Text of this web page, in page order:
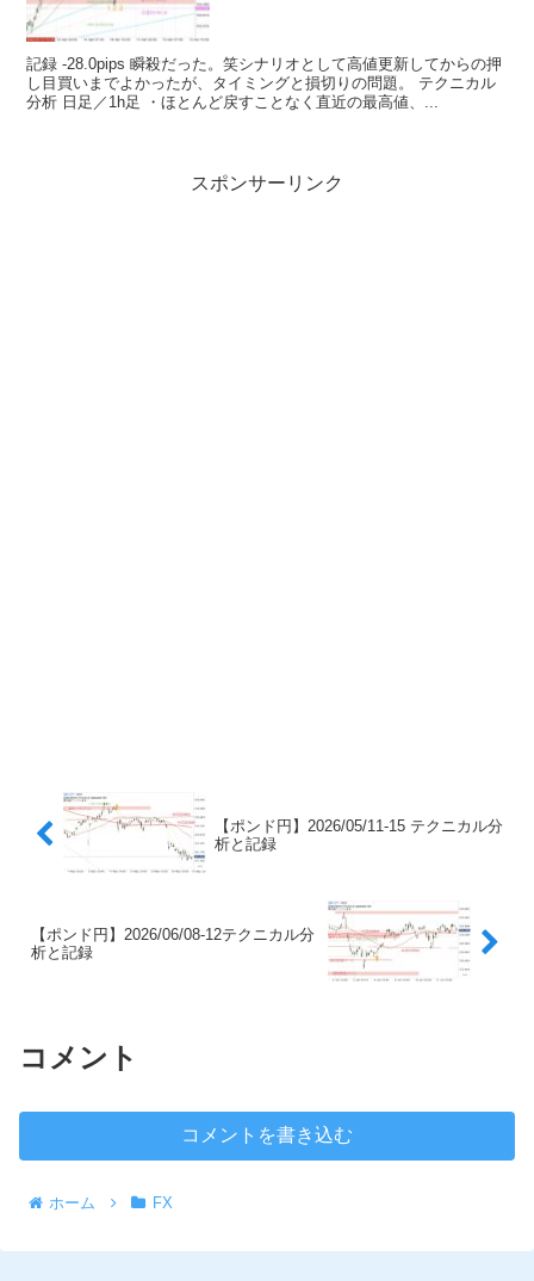
記録 -28.0pips 瞬殺だった。笑シナリオとして高値更新してからの押
し目買いまでよかったが、タイミングと損切りの問題。 テクニカル
分析 日足／1h足 ・ほとんど戻すことなく直近の最高値、...
スポンサーリンク
【ポンド円】2026/05/11-15 テクニカル分
析と記録
【ポンド円】2026/06/08-12テクニカル分
析と記録
コメント
コメントを書き込む
ホーム FX